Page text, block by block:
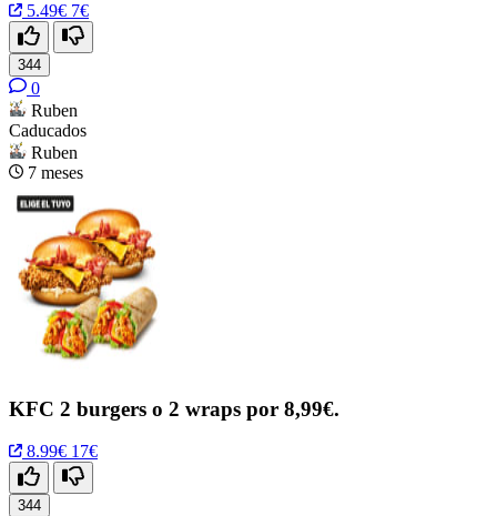
5.49€ 7€
344
0
Ruben
Caducados
Ruben
7 meses
KFC 2 burgers o 2 wraps por 8,99€.
8.99€ 17€
344